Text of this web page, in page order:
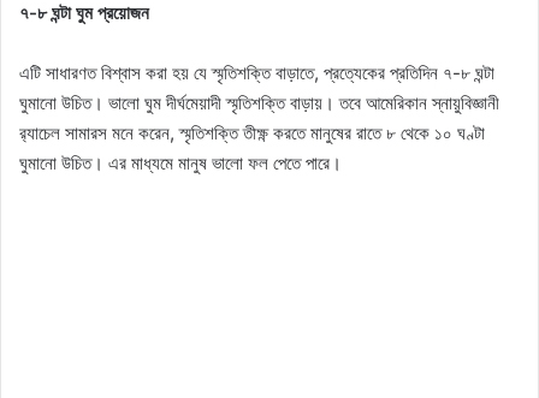
৭-৮ ঘন্টা ঘুম প্রয়োজন
এটি সাধারণত বিশ্বাস করা হয় যে স্মৃতিশক্তি বাড়াতে, প্রত্যেকের প্রতিদিন ৭-৮ ঘন্টা
ঘুমানো উচিত। ভালো ঘুম দীর্ঘমেয়াদী স্মৃতিশক্তি বাড়ায়। তবে আমেরিকান স্নায়ুবিজ্ঞানী
র‍্যাচেল সামারস মনে করেন, স্মৃতিশক্তি তীক্ষ্ণ করতে মানুষের রাতে ৮ থেকে ১০ ঘণ্টা
ঘুমানো উচিত। এর মাধ্যমে মানুষ ভালো ফল পেতে পারে।